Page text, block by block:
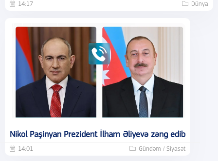
14:17 Dünya
Nikol Paşinyan Prezident İlham Əliyevə zəng edib
14:01 Gündəm / Siyasət